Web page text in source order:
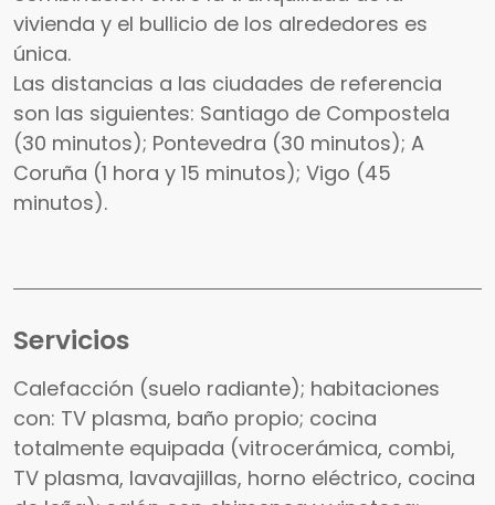
vivienda y el bullicio de los alrededores es
única.
Las distancias a las ciudades de referencia
son las siguientes: Santiago de Compostela
(30 minutos); Pontevedra (30 minutos); A
Coruña (1 hora y 15 minutos); Vigo (45
minutos).
Servicios
Calefacción (suelo radiante); habitaciones
con: TV plasma, baño propio; cocina
totalmente equipada (vitrocerámica, combi,
TV plasma, lavavajillas, horno eléctrico, cocina